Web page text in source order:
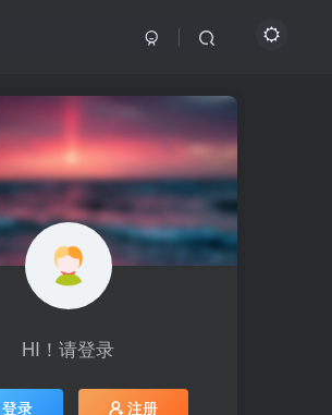
HI！请登录
登录 注册
HI！请登录
登录 注册